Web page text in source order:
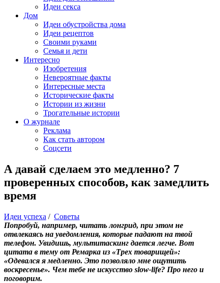
Идеи секса
Дом
Идеи обустройства дома
Идеи рецептов
Своими руками
Семья и дети
Интересно
Изобретения
Невероятные факты
Интересные места
Исторические факты
Истории из жизни
Трогательные истории
О журнале
Реклама
Как стать автором
Соцсети
А давай сделаем это медленно? 7
проверенных способов, как замедлить
время
Идеи успеха / Советы
Попробуй, например, читать лонгрид, при этом не
отвлекаясь на уведомления, которые падают на твой
телефон. Увидишь, мультитаскинг дается легче. Вот
цитата в тему от Ремарка из «Трех товарищей»:
«Одевался я медленно. Это позволяло мне ощутить
воскресенье». Чем тебе не искусство slow-life? Про него и
поговорим.